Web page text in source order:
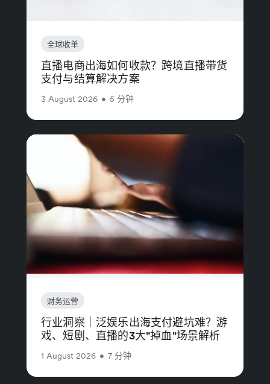
全球收单
直播电商出海如何收款？跨境直播带货
支付与结算解决方案
3 August 2026 • 5 分钟
财务运营
行业洞察｜泛娱乐出海支付避坑难？游
戏、短剧、直播的3大"掉血"场景解析
1 August 2026 • 7 分钟